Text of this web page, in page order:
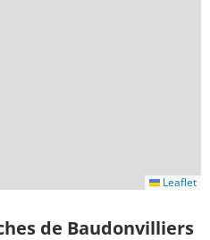
Leaflet
de Baudonvilliers